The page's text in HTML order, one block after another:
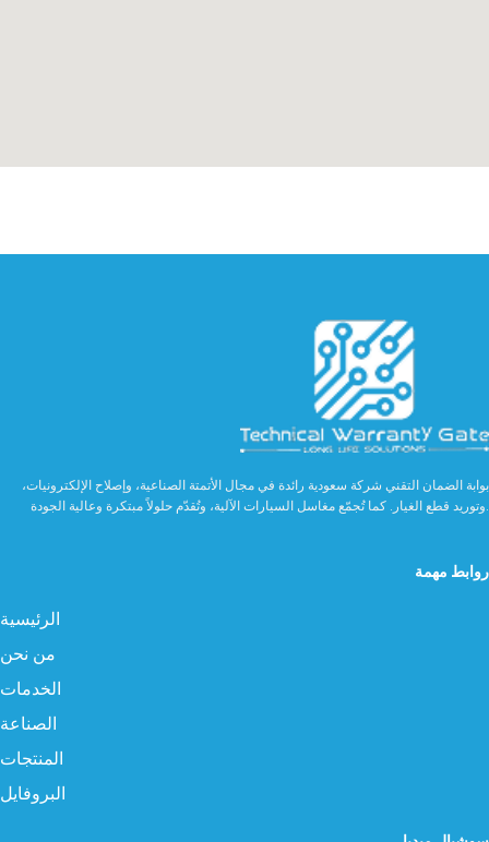
بوابة الضمان التقني شركة سعودية رائدة في مجال الأتمتة الصناعية، وإصلاح الإلكترونيات،
وتوريد قطع الغيار. كما تُجمّع مغاسل السيارات الآلية، وتُقدّم حلولاً مبتكرة وعالية الجودة.
روابط مهمة
الرئيسية
من نحن
الخدمات
الصناعة
المنتجات
البروفايل